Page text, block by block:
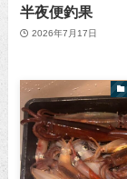
半夜便釣果
2026年7月17日